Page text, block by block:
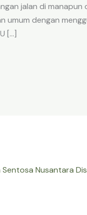
jalan di manapun
umum dengan
[…]
Sentosa Nusantara